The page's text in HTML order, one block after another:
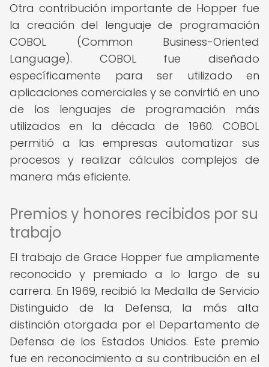
Otra contribución importante de Hopper fue
la creación del lenguaje de programación
COBOL (Common Business-Oriented
Language). COBOL fue diseñado
específicamente para ser utilizado en
aplicaciones comerciales y se convirtió en uno
de los lenguajes de programación más
utilizados en la década de 1960. COBOL
permitió a las empresas automatizar sus
procesos y realizar cálculos complejos de
manera más eficiente.
Premios y honores recibidos por su
trabajo
El trabajo de Grace Hopper fue ampliamente
reconocido y premiado a lo largo de su
carrera. En 1969, recibió la Medalla de Servicio
Distinguido de la Defensa, la más alta
distinción otorgada por el Departamento de
Defensa de los Estados Unidos. Este premio
fue en reconocimiento a su contribución en el